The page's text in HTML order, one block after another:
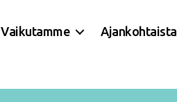
Vaikutamme Ajankohtaista